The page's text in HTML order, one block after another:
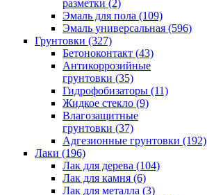
разметки (2)
Эмаль для пола (109)
Эмаль универсальная (596)
Грунтовки (327)
Бетоноконтакт (43)
Антикоррозийные
грунтовки (35)
Гидрофобизаторы (11)
Жидкое стекло (9)
Влагозащитные
грунтовки (37)
Адгезионные грунтовки (192)
Лаки (196)
Лак для дерева (104)
Лак для камня (6)
Лак для металла (3)